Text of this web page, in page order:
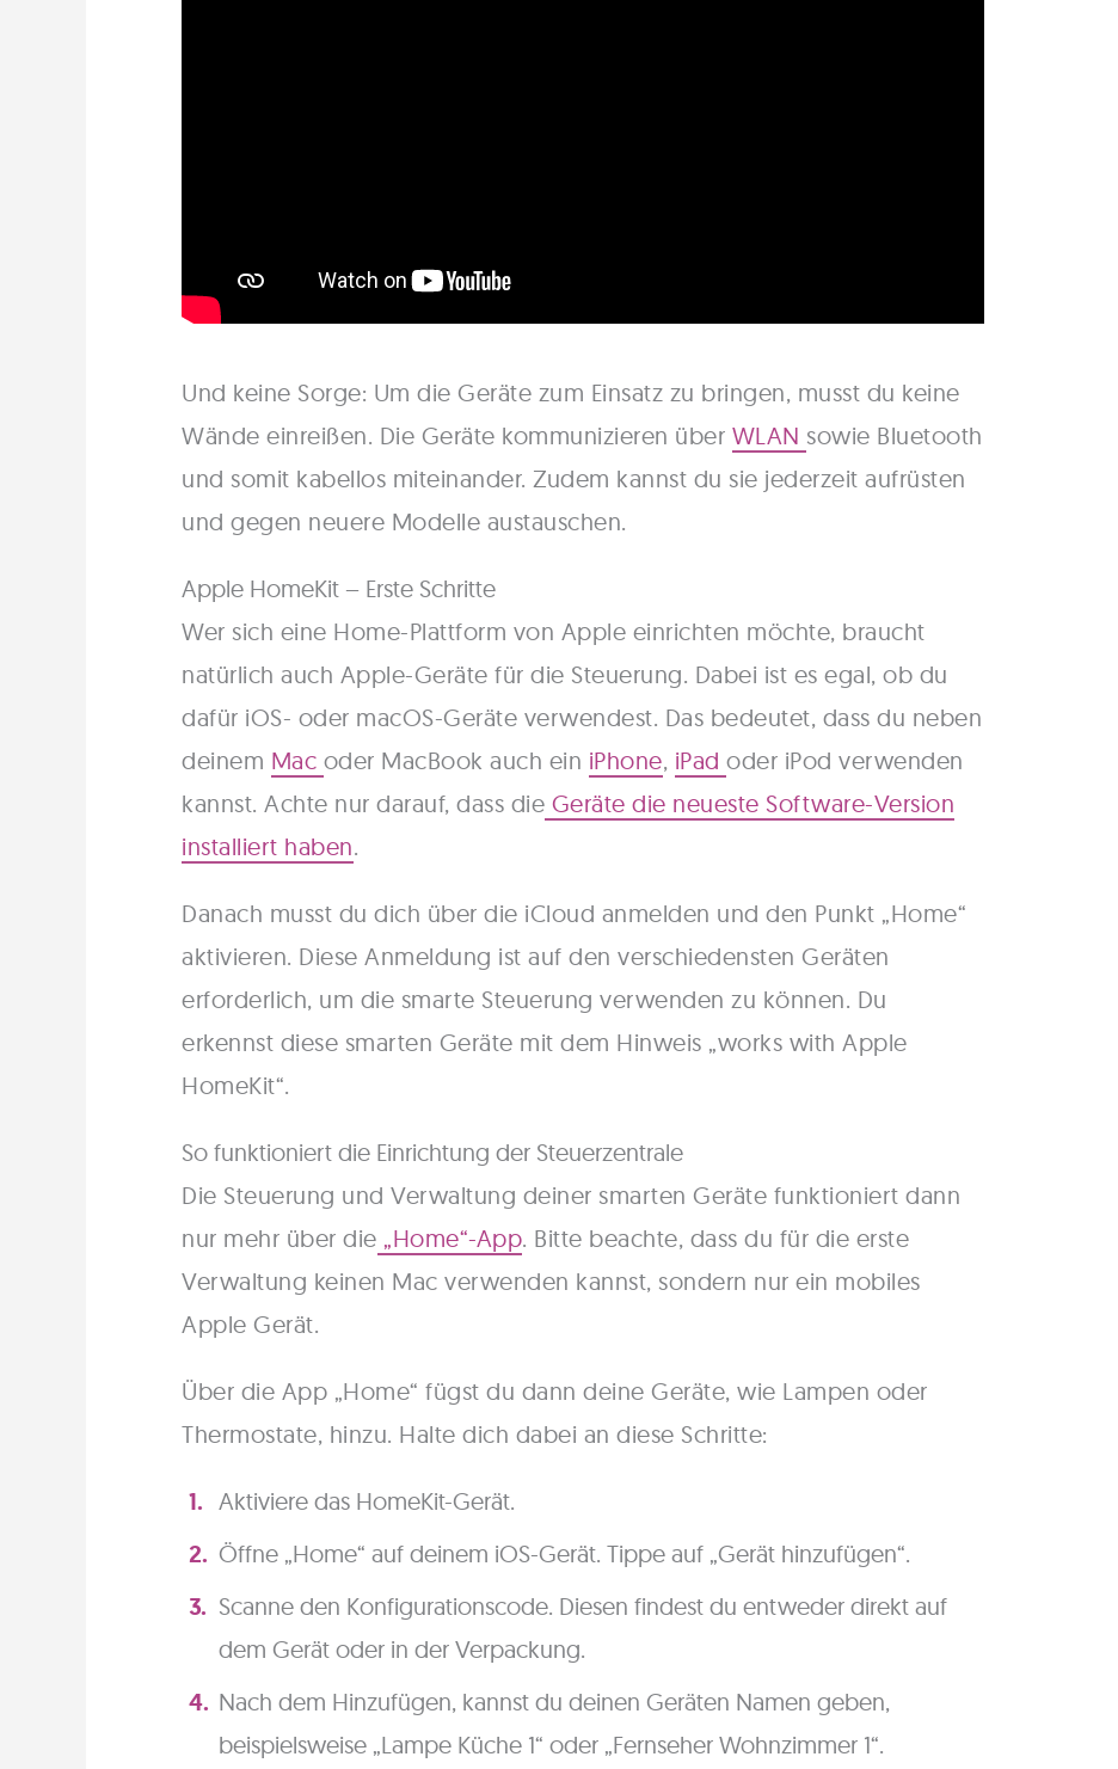
Und keine Sorge: Um die Geräte zum Einsatz zu bringen, musst du keine
Wände einreißen. Die Geräte kommunizieren über WLAN sowie Bluetooth
und somit kabellos miteinander. Zudem kannst du sie jederzeit aufrüsten
und gegen neuere Modelle austauschen.
Apple HomeKit – Erste Schritte
Wer sich eine Home-Plattform von Apple einrichten möchte, braucht
natürlich auch Apple-Geräte für die Steuerung. Dabei ist es egal, ob du
dafür iOS- oder macOS-Geräte verwendest. Das bedeutet, dass du neben
deinem Mac oder MacBook auch ein iPhone, iPad oder iPod verwenden
kannst. Achte nur darauf, dass die Geräte die neueste Software-Version
installiert haben.
Danach musst du dich über die iCloud anmelden und den Punkt „Home“
aktivieren. Diese Anmeldung ist auf den verschiedensten Geräten
erforderlich, um die smarte Steuerung verwenden zu können. Du
erkennst diese smarten Geräte mit dem Hinweis „works with Apple
HomeKit“.
So funktioniert die Einrichtung der Steuerzentrale
Die Steuerung und Verwaltung deiner smarten Geräte funktioniert dann
nur mehr über die „Home“-App. Bitte beachte, dass du für die erste
Verwaltung keinen Mac verwenden kannst, sondern nur ein mobiles
Apple Gerät.
Über die App „Home“ fügst du dann deine Geräte, wie Lampen oder
Thermostate, hinzu. Halte dich dabei an diese Schritte:
Aktiviere das HomeKit-Gerät.
Öffne „Home“ auf deinem iOS-Gerät. Tippe auf „Gerät hinzufügen“.
Scanne den Konfigurationscode. Diesen findest du entweder direkt auf
dem Gerät oder in der Verpackung.
Nach dem Hinzufügen, kannst du deinen Geräten Namen geben,
beispielsweise „Lampe Küche 1“ oder „Fernseher Wohnzimmer 1“.